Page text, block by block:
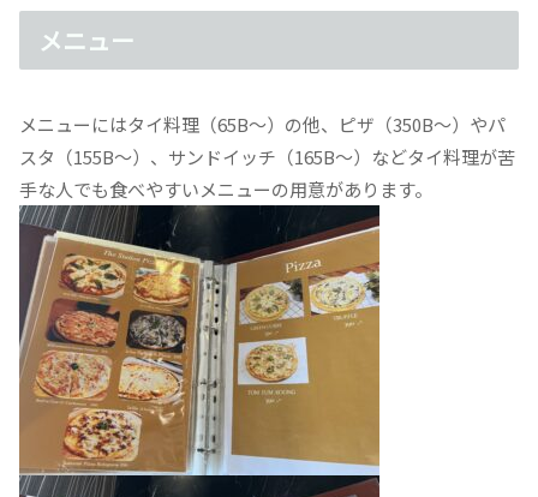
メニュー
メニューにはタイ料理（65B〜）の他、ピザ（350B〜）やパ
スタ（155B〜）、サンドイッチ（165B〜）などタイ料理が苦
手な人でも食べやすいメニューの用意があります。